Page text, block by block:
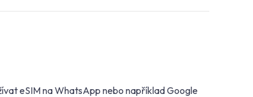
eSIM na WhatsApp nebo například Google